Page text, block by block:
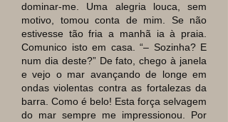
dominar-me. Uma alegria louca, sem
motivo, tomou conta de mim. Se não
estivesse tão fria a manhã ia à praia.
Comunico isto em casa. “– Sozinha? E
num dia deste?” De fato, chego à janela
e vejo o mar avançando de longe em
ondas violentas contra as fortalezas da
barra. Como é belo! Esta força selvagem
do mar sempre me impressionou. Por